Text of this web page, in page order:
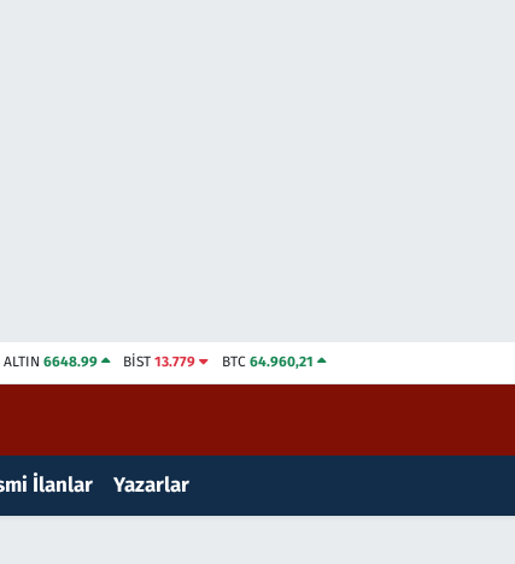
ALTIN 6648.99 BİST13.779 BTC 64.960,21
İlanlar Yazarlar